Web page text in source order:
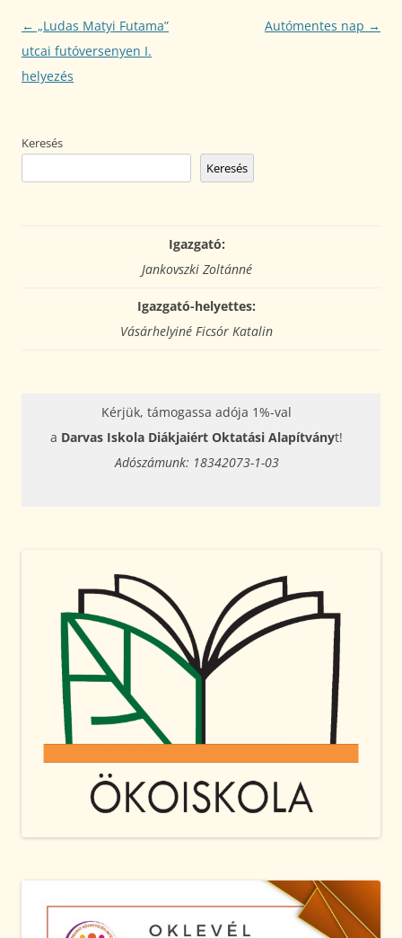
Bejegyzés
navigáció
← „Ludas Matyi Futama”
utcai futóversenyen I.
helyezés
Autómentes nap →
Keresés
Keresés
Igazgató:
Jankovszki Zoltánné
Igazgató-helyettes:
Vásárhelyiné Ficsór Katalin
Kérjük, támogassa adója 1%-val
a Darvas Iskola Diákjaiért Oktatási Alapítványt!
Adószámunk: 18342073-1-03